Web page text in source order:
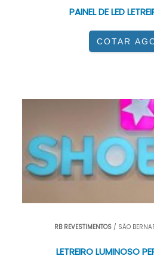
PAINEL DE LED
COTAR
RB REVESTIMENTOS / SÃO
LETREIRO LUMINOSO